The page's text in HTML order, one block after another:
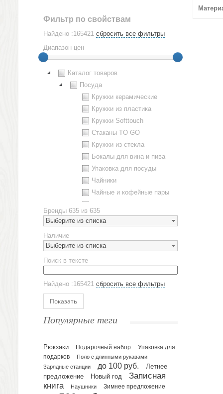
Фильтр по свойствам
Найдено :165421 сбросить все фильтры
Диапазон цен
Каталог товаров
Посуда
Кружки керамические
Кружки из пластика
Кружки Softtouch
Стаканы TO GO
Кружки из стекла
Бокалы для вина и пива
Упаковка для посуды
Чайники
Чайные и кофейные пары
Наборы посуды
Предметы сервировки
Стаканы
Эко кружки
ЕВРОПОСУДА
Аксессуары
Ежедневники и блокноты
Датированные ежедневники
Планинги и телефонные книжки
Планинги датированные
Планинги недатированные
Телефонные книжки
Бренды 635 из 635
Выберите из списка
Наличие
Выберите из списка
Поиск в тексте
Найдено :165421 сбросить все фильтры
Показать
Популярные теги
Рюкзаки Подарочный набор
Упаковка для
подарков
Поло с длинными рукавами
Зарядные станции
до 100 руб.
Летнее
предложение
Новый год
Записная
книга
Наушники Зимнее предложение